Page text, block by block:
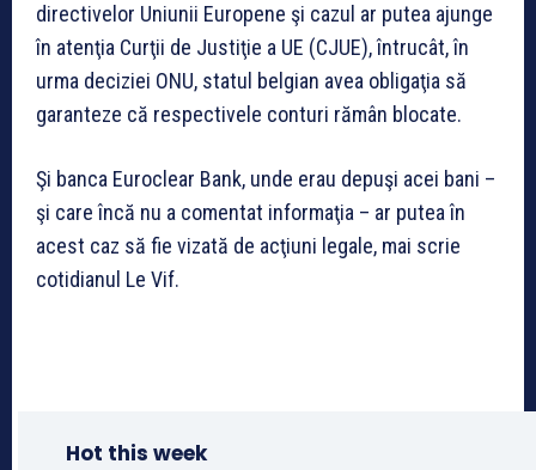
directivelor Uniunii Europene şi cazul ar putea ajunge
în atenţia Curţii de Justiţie a UE (CJUE), întrucât, în
urma deciziei ONU, statul belgian avea obligaţia să
garanteze că respectivele conturi rămân blocate.
Şi banca Euroclear Bank, unde erau depuşi acei bani –
şi care încă nu a comentat informaţia – ar putea în
acest caz să fie vizată de acţiuni legale, mai scrie
cotidianul Le Vif.
Hot this week